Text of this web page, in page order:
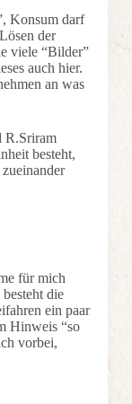
Konsum darf
der
viele “Bilder”
auch hier.
an was
R.Sriram
besteht,
für mich
die
ein paar
Hinweis “so
vorbei,